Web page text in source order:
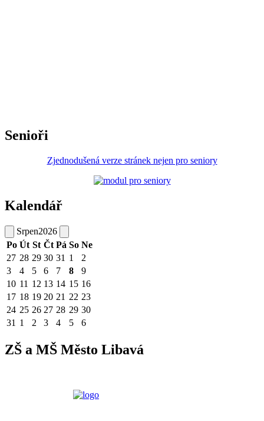
Senioři
Zjednodušená verze stránek nejen pro seniory
Kalendář
Srpen2026
Po Út St Čt Pá So Ne
27 28 29 30 31 1
2
3
4 5 6 7 8
9
10 11 12 13 14 15 16
17 18 19 20 21 22 23
24 25 26 27 28 29 30
31 1 2 3 4 5 6
ZŠ a MŠ Město Libavá